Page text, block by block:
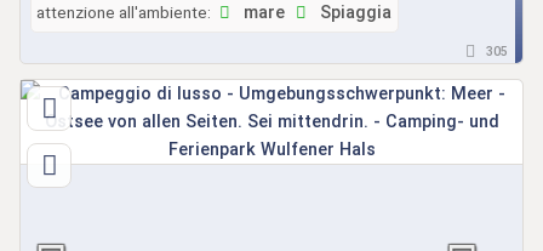
attenzione all'ambiente: mare Spiaggia
305